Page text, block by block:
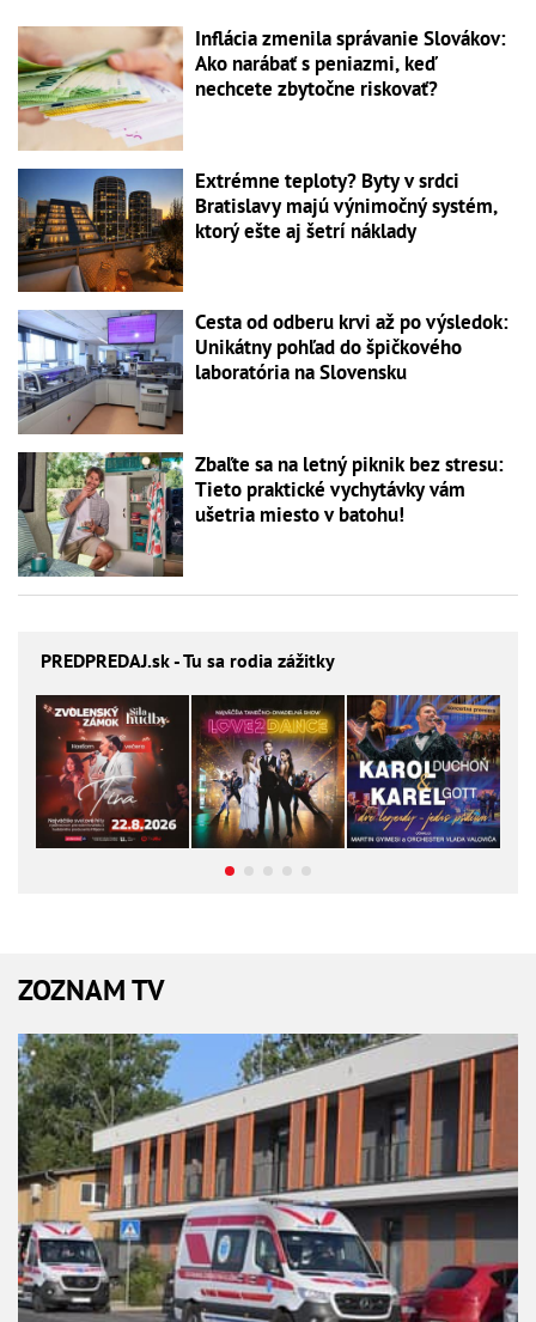
Inflácia zmenila správanie Slovákov:
Ako narábať s peniazmi, keď
nechcete zbytočne riskovať?
Extrémne teploty? Byty v srdci
Bratislavy majú výnimočný systém,
ktorý ešte aj šetrí náklady
Cesta od odberu krvi až po výsledok:
Unikátny pohľad do špičkového
laboratória na Slovensku
Zbaľte sa na letný piknik bez stresu:
Tieto praktické vychytávky vám
ušetria miesto v batohu!
PREDPREDAJ.sk - Tu sa rodia zážitky
ZOZNAM TV